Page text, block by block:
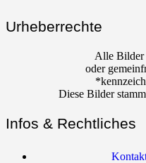
Urheberrechte
Alle Bilder
oder
Diese Bilder
Infos & Rechtliches